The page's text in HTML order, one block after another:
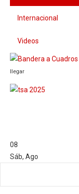
Internacional
Videos
llegar
08
Sáb, Ago